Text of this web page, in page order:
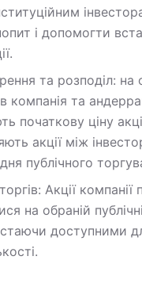
і допомогти
та розподіл: на
компанія та
початкову ціну
акції між
публічного
Акції компанії
на обраній
стаючи доступними